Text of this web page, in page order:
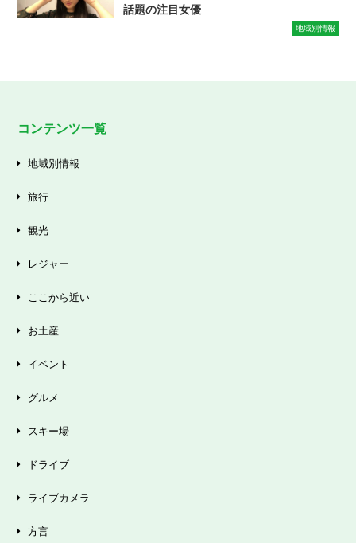
話題の注目女優
地域別情報
コンテンツ一覧
地域別情報
旅行
観光
レジャー
ここから近い
お土産
イベント
グルメ
スキー場
ドライブ
ライブカメラ
方言